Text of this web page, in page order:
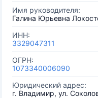
Имя руководителя:
Галина Юрьевна
ИНН:
3329047311
ОГРН:
1073340006090
Юридический адрес:
г. Владимир, ул.